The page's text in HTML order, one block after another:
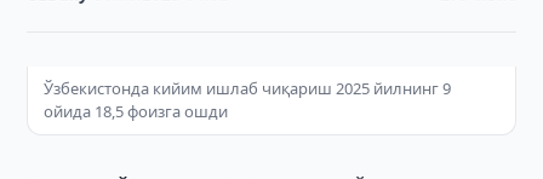
Ўзбекистонда кийим ишлаб чиқариш 2025 йилнинг 9
ойида 18,5 фоизга ошди